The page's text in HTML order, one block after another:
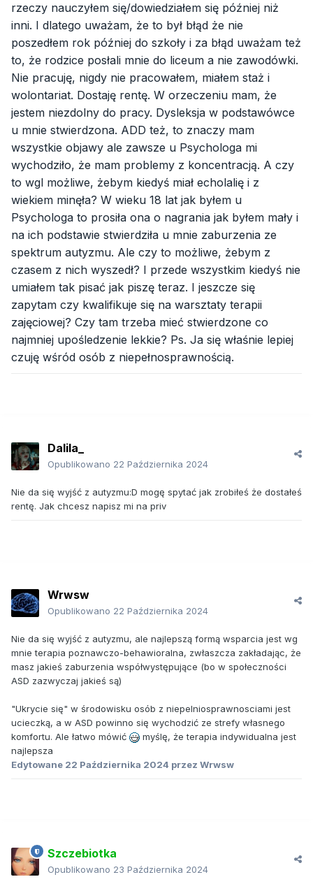
rzeczy nauczyłem się/dowiedziałem się później niż
inni. I dlatego uważam, że to był błąd że nie
poszedłem rok później do szkoły i za błąd uważam też
to, że rodzice posłali mnie do liceum a nie zawodówki.
Nie pracuję, nigdy nie pracowałem, miałem staż i
wolontariat. Dostaję rentę. W orzeczeniu mam, że
jestem niezdolny do pracy. Dysleksja w podstawówce
u mnie stwierdzona. ADD też, to znaczy mam
wszystkie objawy ale zawsze u Psychologa mi
wychodziło, że mam problemy z koncentracją. A czy
to wgl możliwe, żebym kiedyś miał echolalię i z
wiekiem minęła? W wieku 18 lat jak byłem u
Psychologa to prosiła ona o nagrania jak byłem mały i
na ich podstawie stwierdziła u mnie zaburzenia ze
spektrum autyzmu. Ale czy to możliwe, żebym z
czasem z nich wyszedł? I przede wszystkim kiedyś nie
umiałem tak pisać jak piszę teraz. I jeszcze się
zapytam czy kwalifikuje się na warsztaty terapii
zajęciowej? Czy tam trzeba mieć stwierdzone co
najmniej upośledzenie lekkie? Ps. Ja się właśnie lepiej
czuję wśród osób z niepełnosprawnością.
Dalila_
Opublikowano 22 Października 2024
Nie da się wyjść z autyzmu:D mogę spytać jak zrobiłeś że dostałeś
rentę. Jak chcesz napisz mi na priv
Wrwsw
Opublikowano 22 Października 2024
Nie da się wyjść z autyzmu, ale najlepszą formą wsparcia jest wg
mnie terapia poznawczo-behawioralna, zwłaszcza zakładając, że
masz jakieś zaburzenia współwystępujące (bo w społeczności
ASD zazwyczaj jakieś są)
"Ukrycie się" w środowisku osób z niepelniosprawnosciami jest
ucieczką, a w ASD powinno się wychodzić ze strefy własnego
komfortu. Ale łatwo mówić
myślę, że terapia indywidualna jest
najlepsza
Edytowane 22 Października 2024 przez Wrwsw
Szczebiotka
Opublikowano 23 Października 2024